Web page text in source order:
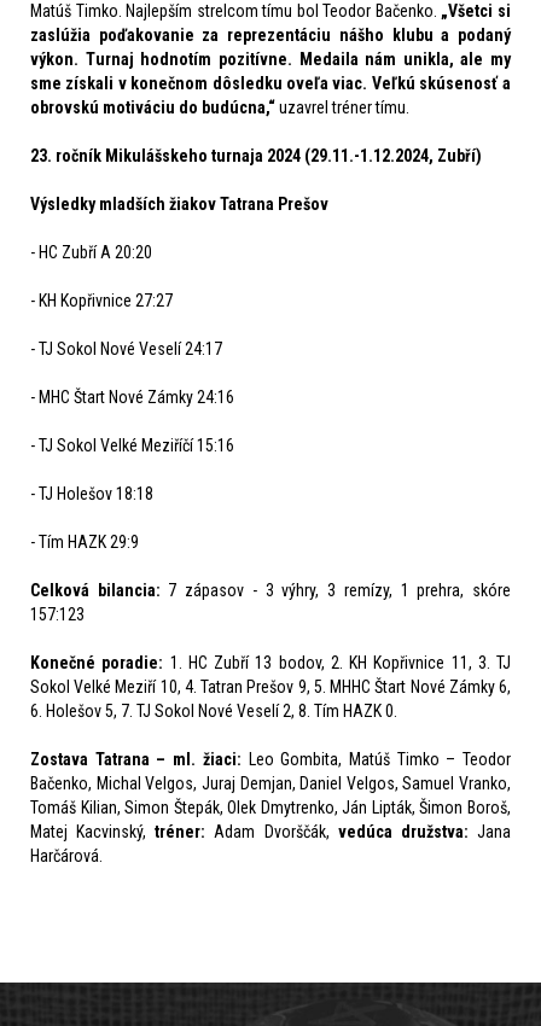
Matúš Timko. Najlepším strelcom tímu bolTeodor Bačenko. „Všetci si
zaslúžia poďakovanie za reprezentáciu nášho klubu a podaný
výkon. Turnaj hodnotím pozitívne.
M edaila nám unikla,a le my
sme získali v konečnom dôsledku oveľa viac. Veľkú skúsenosť a
obrovskú motiváciu do budúcna,“uzavrel tréner tímu.
23. ročník Mikulášskeho turnaja 2024 (29.11.-1.12.2024, Zubří)
Výsledky mladších žiakov Tatrana Prešov
- HC Zubří A 20:20
- KH Kopřivnice 27:27
- TJ Sokol Nové Veselí 24:17
- MHC Štart Nové Zámky 24:16
- TJ Sokol Velké Meziříčí 15:16
- TJ Holešov 18:18
- Tím HAZK 29:9
Celková bi lancia: 7 zápasov - 3 výhry, 3 remízy, 1 prehra, skóre
157:123
Konečné poradie: 1. HC Zubří 13 bodov, 2. KH Kopřivnice 11, 3. TJ
Sokol Velké Meziří 10, 4. Tatran Prešov 9, 5. MHHC Štart Nové Zámky 6,
6. Holešov 5, 7. TJ Sokol Nové Veselí 2, 8. Tím HAZK 0.
Zostava Tatrana – ml. žiaci: Leo Gombita, Matúš Timko – Teodor
Bačenko, Michal Velgos, Juraj Demjan, Daniel Velgos, Samuel Vranko,
Tomáš Kilian, Simon Štepák, Olek Dmytrenko, Ján Lipták, Šimon Boroš,
Matej Kacvinský, tréner:Adam Dvorščák, vedúca družstva:Jana
Harčárová.